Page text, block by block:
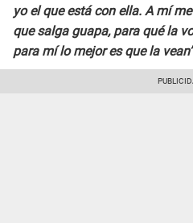
yo el que está con ella. A mí
que salga guapa, para qué la
para mí lo mejor es que la